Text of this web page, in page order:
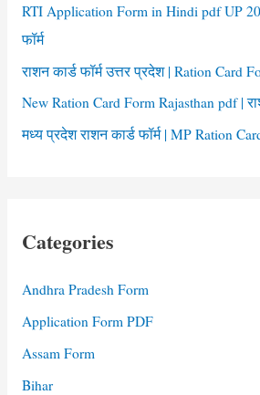
RTI Application Form in Hindi pdf UP
फॉर्म
राशन कार्ड फॉर्म उत्तर प्रदेश | Ration Card
New Ration Card Form Rajasthan pdf |
मध्य प्रदेश राशन कार्ड फॉर्म | MP Ration
Categories
Andhra Pradesh Form
Application Form PDF
Assam Form
Bihar